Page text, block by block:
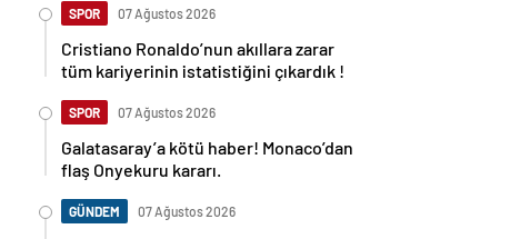
SPOR 07 Ağustos 2026
Cristiano Ronaldo’nun akıllara zarar
tüm kariyerinin istatistiğini çıkardık !
SPOR 07 Ağustos 2026
Galatasaray’a kötü haber! Monaco’dan
flaş Onyekuru kararı.
GÜNDEM 07 Ağustos 2026